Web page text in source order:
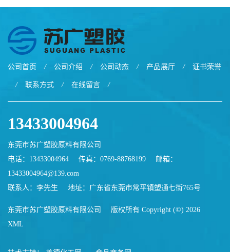
公司首页 / 公司介绍 / 公司动态 / 产品展厅 / 证书荣誉
/ 联系方式 / 在线留言 /
13433004964
东莞市苏广塑胶原料有限公司
电话：13433004964
传真：0769-88768199
邮箱：
13433004964@139.com
联系人：李先生
地址：广东省东莞市常平镇塑通七街765号
东莞市苏广塑胶原料有限公司
版权所有 Copyright (©) 2026
XML